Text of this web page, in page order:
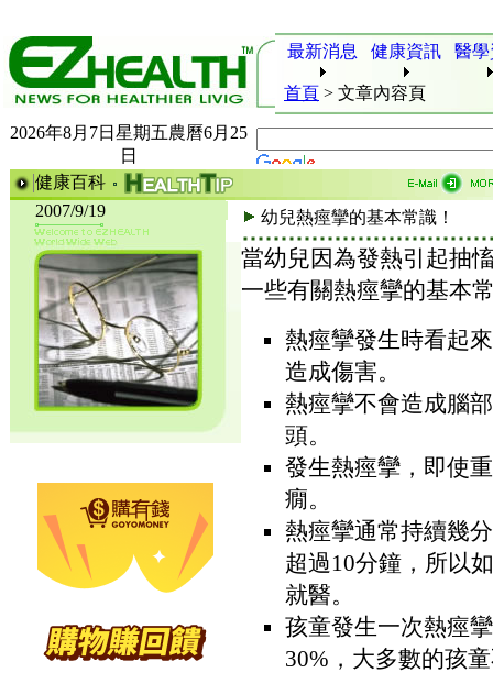
最新消息 健康資訊 醫
首頁 > 文章內容頁
2026年8月7日星期五農曆6月25
日
健康百科
2007/9/19
幼兒熱痙攣的基本常識！
當幼兒因為發熱引起抽
一些有關熱痙攣的基本
熱痙攣發生時看起
造成傷害。
熱痙攣不會造成腦
頭。
發生熱痙攣，即使
癇。
熱痙攣通常持續幾
超過10分鐘，所以
就醫。
孩童發生一次熱痙
30%，大多數的孩